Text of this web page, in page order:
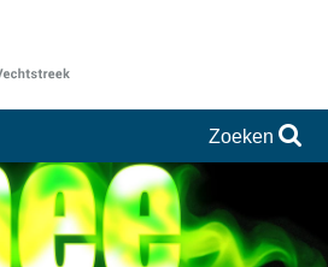
Zoeken